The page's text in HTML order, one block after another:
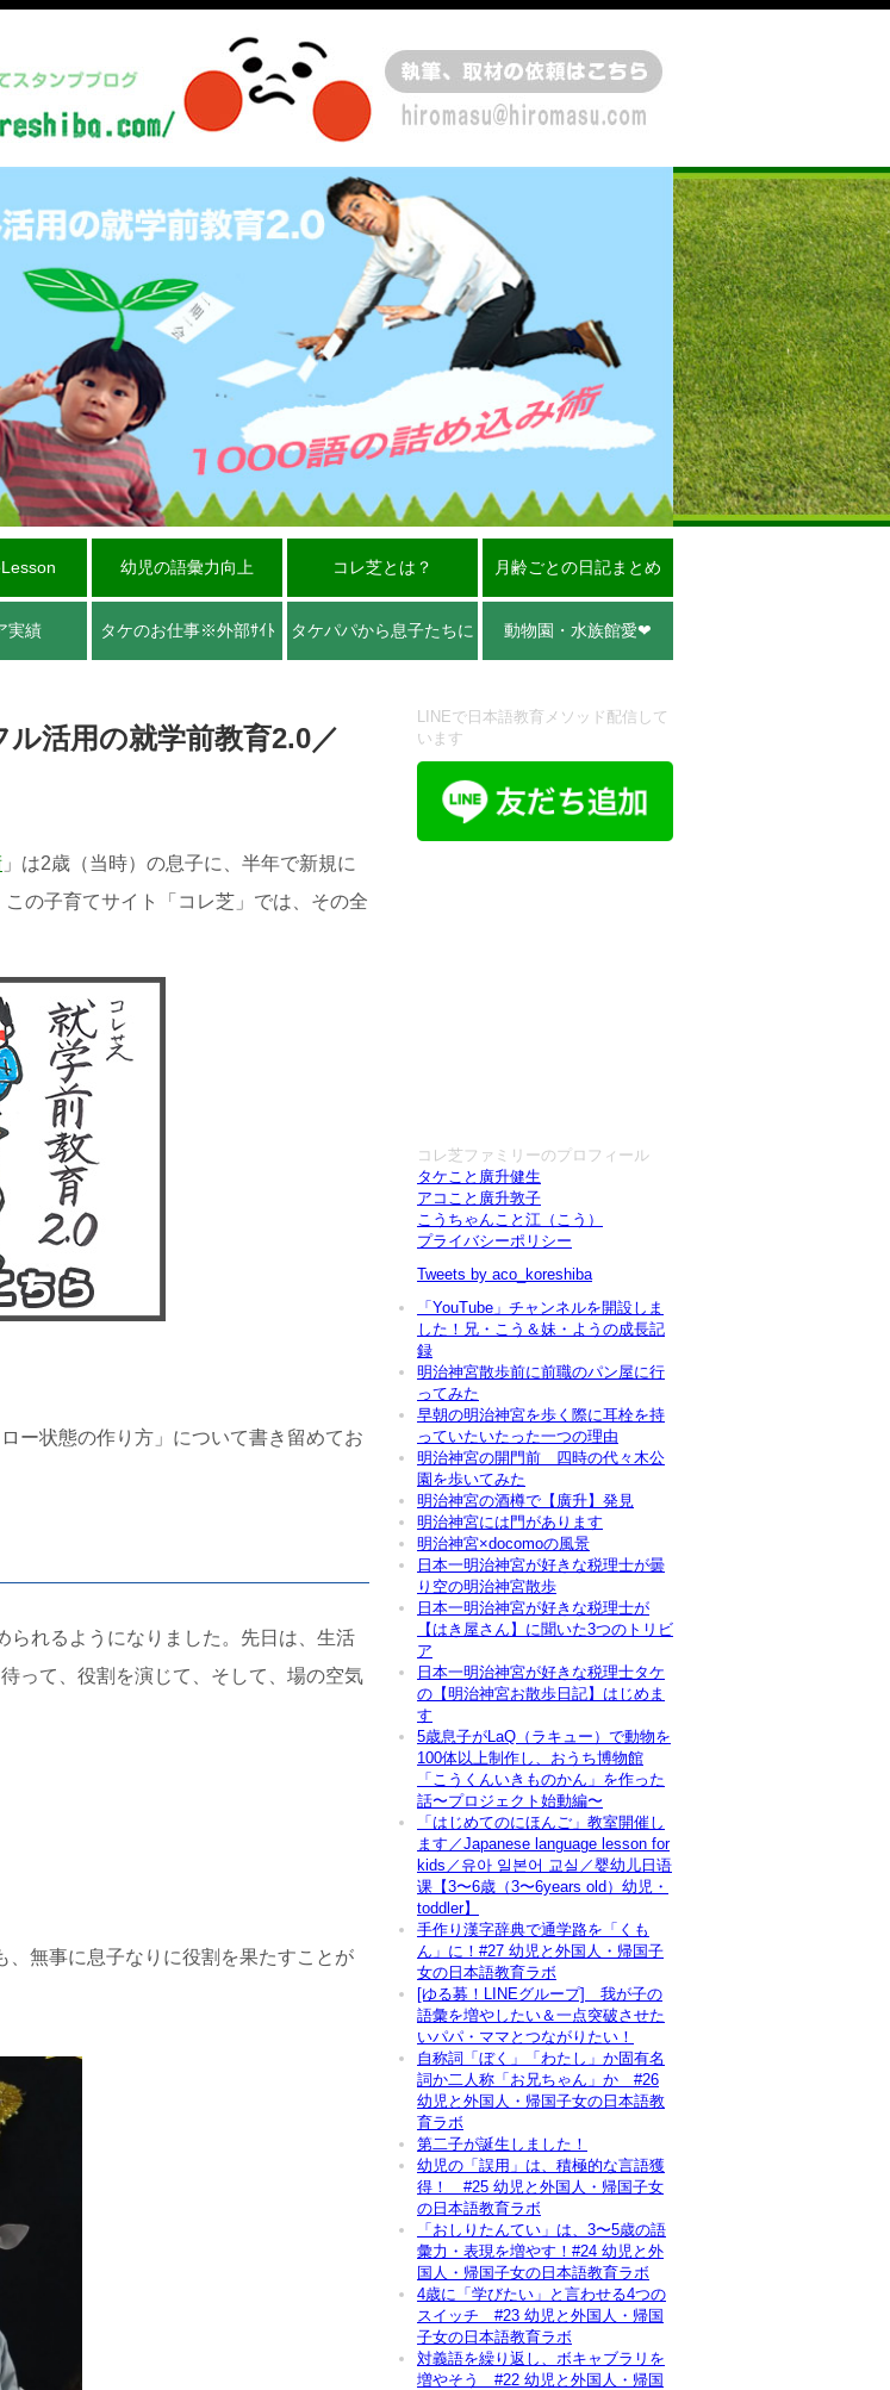
幼児の語彙力向上 コレ芝とは？ 月齢ごとの日記まとめ
実績 タケのお仕事※外部ｻｲﾄ タケパパから息子たちに 動物園・水族館愛❤︎
活用の就学前教育2.0／
」は2歳（当時）の息子に、半年で新規に
の子育てサイト「コレ芝」では、その全
ー状態の作り方」について書き留めてお
られるようになりました。先日は、生活
って、役割を演じて、そして、場の空気
、無事に息子なりに役割を果たすことが
LINEで日本語教育メソッド配信して
います
コレ芝ファミリーのプロフィール
タケこと廣升健生
アコこと廣升敦子
こうちゃんこと江（こう）
プライバシーポリシー
Tweets by aco_koreshiba
「YouTube」チャンネルを開設しま
した！兄・こう＆妹・ようの成長記
録
明治神宮散歩前に前職のパン屋に行
ってみた
早朝の明治神宮を歩く際に耳栓を持
っていたいたった一つの理由
明治神宮の開門前 四時の代々木公
園を歩いてみた
明治神宮の酒樽で【廣升】発見
明治神宮には門があります
明治神宮×docomoの風景
日本一明治神宮が好きな税理士が曇
り空の明治神宮散歩
日本一明治神宮が好きな税理士が
【はき屋さん】に聞いた3つのトリビ
ア
日本一明治神宮が好きな税理士タケ
の【明治神宮お散歩日記】はじめま
す
5歳息子がLaQ（ラキュー）で動物を
100体以上制作し、おうち博物館
「こうくんいきものかん」を作った
話〜プロジェクト始動編〜
「はじめてのにほんご」教室開催し
ます／Japanese language lesson for
kids／유아 일본어 교실／婴幼儿日语
课【3〜6歳（3〜6years old）幼児・
toddler】
手作り漢字辞典で通学路を「くも
ん」に！#27 幼児と外国人・帰国子
女の日本語教育ラボ
[ゆる募！LINEグループ] 我が子の
語彙を増やしたい＆一点突破させた
いパパ・ママとつながりたい！
自称詞「ぼく」「わたし」か固有名
詞か二人称「お兄ちゃん」か #26
幼児と外国人・帰国子女の日本語教
育ラボ
第二子が誕生しました！
幼児の「誤用」は、積極的な言語獲
得！ #25 幼児と外国人・帰国子女
の日本語教育ラボ
「おしりたんてい」は、3〜5歳の語
彙力・表現を増やす！#24 幼児と外
国人・帰国子女の日本語教育ラボ
4歳に「学びたい」と言わせる4つの
スイッチ #23 幼児と外国人・帰国
子女の日本語教育ラボ
対義語を繰り返し、ボキャブラリを
増やそう #22 幼児と外国人・帰国